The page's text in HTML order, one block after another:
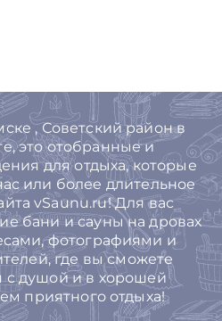
, Советский район в
это отобранные и
для отдыха, которые
или более длительное
vSaunu.ru! Для вас
бани и сауны на дровах
фотографиями и
где вы сможете
с душой и в хорошей
приятного отдыха!